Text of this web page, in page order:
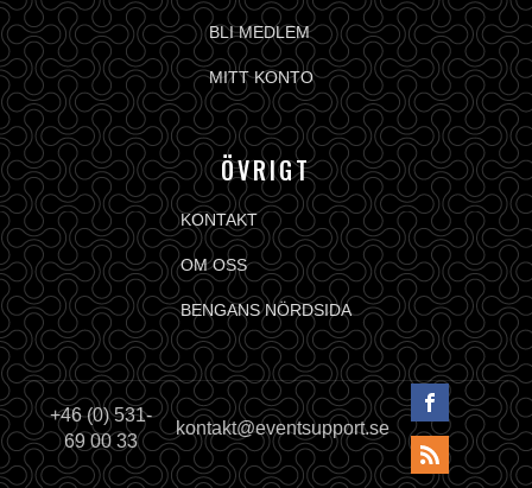
BLI MEDLEM
MITT KONTO
ÖVRIGT
KONTAKT
OM OSS
BENGANS NÖRDSIDA
+46 (0) 531-
69 00 33
kontakt@eventsupport.se